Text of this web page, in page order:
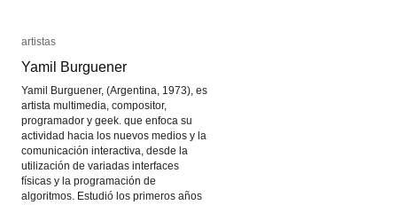
artistas
Yamil Burguener
Yamil Burguener, (Argentina, 1973), es
artista multimedia, compositor,
programador y geek. que enfoca su
actividad hacia los nuevos medios y la
comunicación interactiva, desde la
utilización de variadas interfaces
físicas y la programación de
algoritmos. Estudió los primeros años
artistas
Yamil Burguener